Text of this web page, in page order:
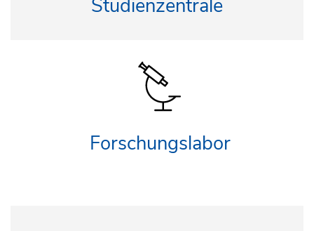
Studienzentrale
Forschungslabor